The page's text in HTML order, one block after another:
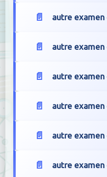
autre examen
autre examen
autre examen
autre examen
autre examen
autre examen